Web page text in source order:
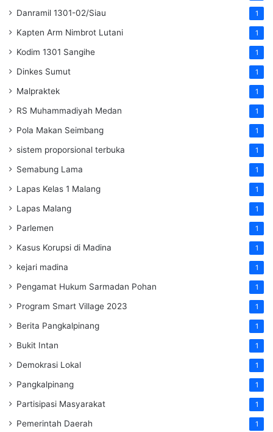
Danramil 1301-02/Siau 1
Kapten Arm Nimbrot Lutani 1
Kodim 1301 Sangihe 1
Dinkes Sumut 1
Malpraktek 1
RS Muhammadiyah Medan 1
Pola Makan Seimbang 1
sistem proporsional terbuka 1
Semabung Lama 1
Lapas Kelas 1 Malang 1
Lapas Malang 1
Parlemen 1
Kasus Korupsi di Madina 1
kejari madina 1
Pengamat Hukum Sarmadan Pohan 1
Program Smart Village 2023 1
Berita Pangkalpinang 1
Bukit Intan 1
Demokrasi Lokal 1
Pangkalpinang 1
Partisipasi Masyarakat 1
Pemerintah Daerah 1